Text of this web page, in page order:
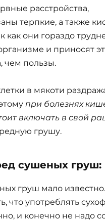
расстройства,
терпкие, а также
как они гораздо
и приносят
чем пользы.
в мякоти
при болезнях
включать в свой
грушу.
сушеных груш:
груш мало
что употреблять
и конечно не надо